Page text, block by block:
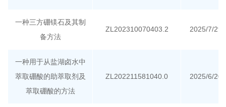
一种三方硼镁石及其制
备方法
ZL202310070403.2 2025/7/29
一种用于从盐湖卤水中
萃取硼酸的助萃取剂及
萃取硼酸的方法
ZL202211581040.0 2025/6/20